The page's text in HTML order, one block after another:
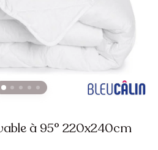
à 95° 220x240cm